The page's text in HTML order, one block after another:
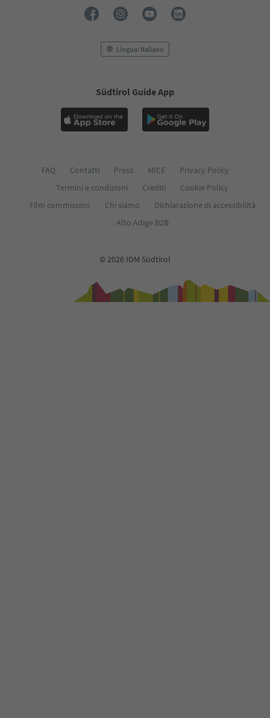
Lingua: Italiano
Südtirol Guide App
FAQ Contatti Press MICE
Privacy Policy
Termini e condizioni
Crediti
Cookie Policy
Film commission
Chi siamo
Dichiarazione di accessibilità
Alto Adige B2B
© 2026 IDM Südtirol